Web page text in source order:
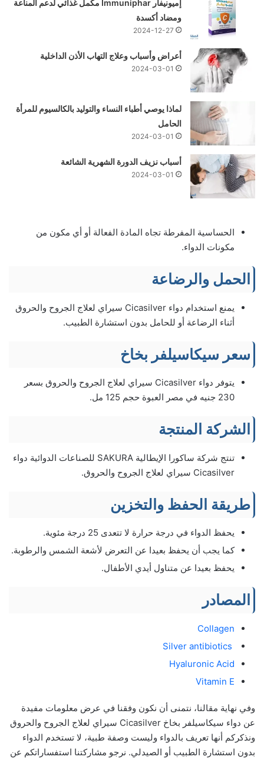
إميونيفار Immuniphar مكمل غذائي لدعم المناعة
ومضاد أكسدة
2024-12-27
أعراض وأسباب وعلاج التهاب الأذن الداخلية
2024-03-01
لماذا يوصي أطباء النساء والتوليد بالكالسيوم للمرأة
الحامل
2024-03-01
أسباب نزيف الدورة الشهرية الشائعة
2024-03-01
الحساسية المفرطة تجاه المادة الفعالة أو أي مكون من
مكونات الدواء.
الحمل والرضاعة
يمنع استخدام دواء Cicasilver سيراي لعلاج الجروح والحروق
أثناء الرضاعة أو للحامل بدون استشارة الطبيب.
سعر سيكاسيلفر بخاخ
يتوفر دواء Cicasilver سيراي لعلاج الجروح والحروق بسعر
230 جنيه في مصر العبوة حجم 125 مل.
الشركة المنتجة
تنتج شركة ساكورا الإيطالية SAKURA للصناعات الدوائية دواء
Cicasilver سيراي لعلاج الجروح والحروق.
طريقة الحفظ والتخزين
يحفظ الدواء في درجة حرارة لا تتعدى 25 درجة مئوية.
كما يجب أن يحفظ بعيدا عن التعرض لأشعة الشمس والرطوبة.
يحفظ بعيدا عن متناول أيدي الأطفال.
المصادر
Collagen
Silver antibiotics
Hyaluronic Acid
Vitamin E
وفي نهاية مقالنا، نتمنى أن نكون وفقنا في عرض معلومات مفيدة
عن دواء سيكاسيلفر بخاخ Cicasilver سيراي لعلاج الجروح والحروق
ونذكركم أنها تعريف بالدواء وليست وصفة طبية، لا تستخدم الدواء
بدون استشارة الطبيب أو الصيدلي. نرجو مشاركتنا استفساراتكم عن